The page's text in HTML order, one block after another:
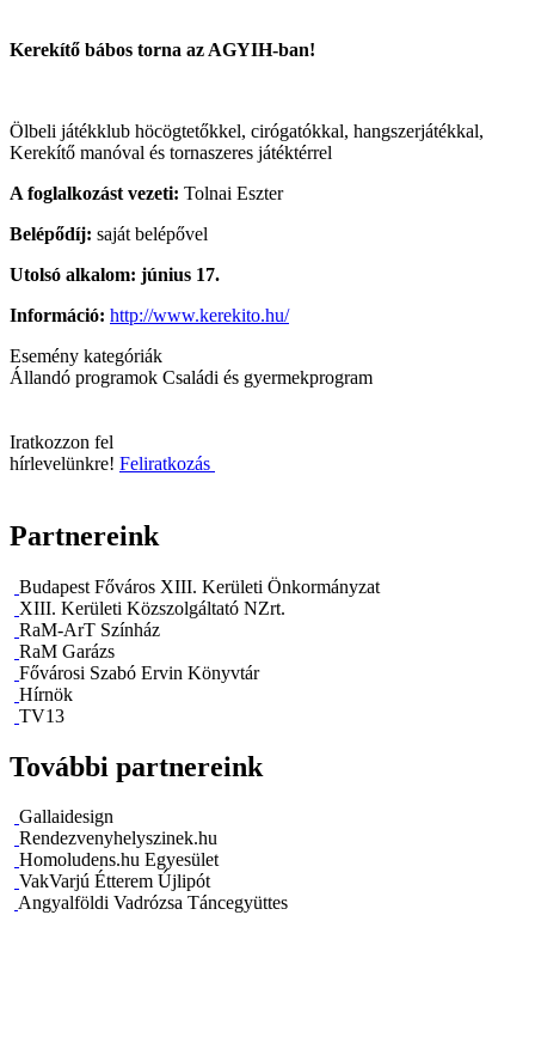
Kerekítő bábos torna az AGYIH-ban!
Ölbeli játékklub höcögtetőkkel, cirógatókkal, hangszerjátékkal,
Kerekítő manóval és tornaszeres játéktérrel
A foglalkozást vezeti: Tolnai Eszter
Belépődíj: saját belépővel
Utolsó alkalom: június 17.
Információ: http://www.kerekito.hu/
Esemény kategóriák
Állandó programok Családi és gyermekprogram
Iratkozzon fel
hírlevelünkre! Feliratkozás
Partnereink
Budapest Főváros XIII. Kerületi Önkormányzat
XIII. Kerületi Közszolgáltató NZrt.
RaM-ArT Színház
RaM Garázs
Fővárosi Szabó Ervin Könyvtár
Hírnök
TV13
További partnereink
Gallaidesign
Rendezvenyhelyszinek.hu
Homoludens.hu Egyesület
VakVarjú Étterem Újlipót
Angyalföldi Vadrózsa Táncegyüttes